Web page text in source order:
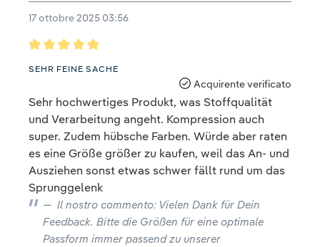
17 ottobre 2025 03:56
SEHR FEINE SACHE
Acquirente verificato
Sehr hochwertiges Produkt, was Stoffqualität
und Verarbeitung angeht. Kompression auch
super. Zudem hübsche Farben. Würde aber raten
es eine Größe größer zu kaufen, weil das An- und
Ausziehen sonst etwas schwer fällt rund um das
Sprunggelenk
Il nostro commento: Vielen Dank für Dein
Feedback. Bitte die Größen für eine optimale
Passform immer passend zu unserer